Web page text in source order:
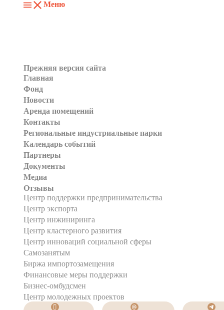
Меню
Прежняя версия сайта
Главная
Фонд
Новости
Аренда помещений
Контакты
Региональные индустриальные парки
Календарь событий
Партнеры
Документы
Медиа
Отзывы
Центр поддержки предпринимательства
Центр экспорта
Центр инжиниринга
Центр кластерного развития
Центр инноваций социальной сферы
Cамозанятым
Биржа импортозамещения
Финансовые меры поддержки
Бизнес-омбудсмен
Центр молодежных проектов